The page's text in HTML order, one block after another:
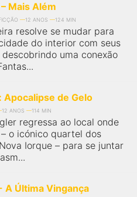
Mais Além
12 ANOS 124 MIN
resolve se mudar para
do interior com seus
uma conexão
de Gelo
12 ANOS 114 MIN
regressa ao local onde
o icónico quartel dos
Iorque – para se juntar
A Última Vingança